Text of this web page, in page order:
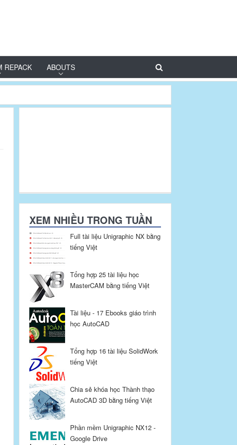
REPACK ABOUTS
XEM NHIỀU TRONG TUẦN
Full tài liệu Unigraphic NX bằng
tiếng Việt
Tổng hợp 25 tài liệu học
MasterCAM bằng tiếng Việt
Tài liệu - 17 Ebooks giáo trình
học AutoCAD
Tổng hợp 16 tài liệu SolidWork
tiếng Việt
Chia sẻ khóa học Thành thạo
AutoCAD 3D bằng tiếng Việt
Phần mềm Unigraphic NX12 -
Google Drive